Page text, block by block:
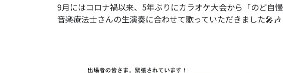
9月にはコロナ禍以来、5年ぶりにカラオケ大会から「のど自
音楽療法士さんの生演奏に合わせて歌っていただきました🎤🎶